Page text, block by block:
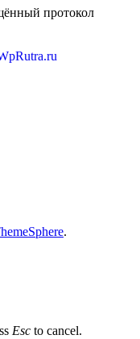
протокол
.
Esc to cancel.